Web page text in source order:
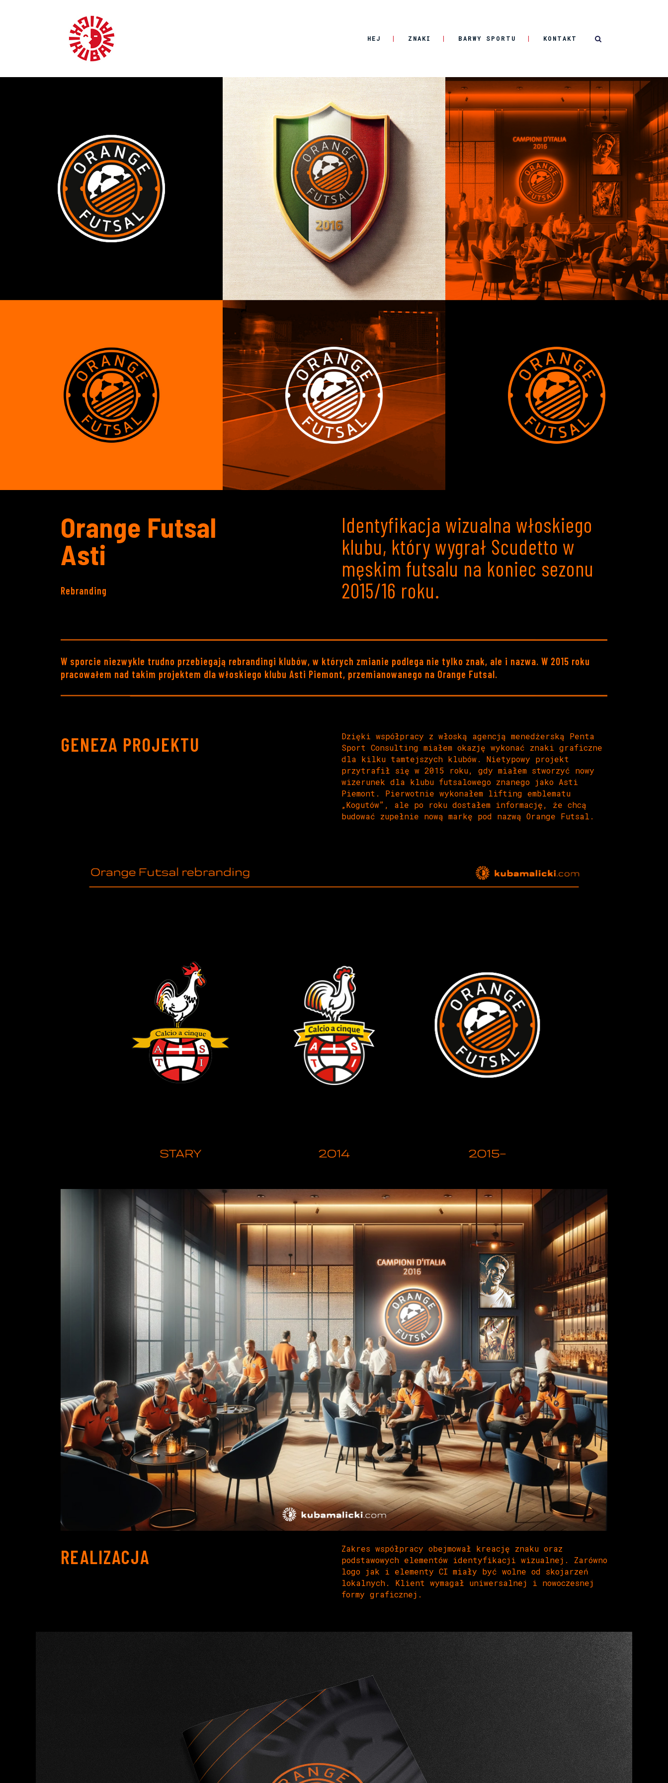
HEJ ZNAKI BARWY SPORTU KONTAKT
Orange Futsal
Asti
Rebranding
Identyfikacja wizualna włoskiego
klubu, który wygrał Scudetto w
męskim futsalu na koniec sezonu
2015/16 roku.
W sporcie niezwykle trudno przebiegają rebrandingi klubów, w których zmianie podlega nie tylko znak, ale i nazwa. W 2015 roku
pracowałem nad takim projektem dla włoskiego klubu Asti Piemont, przemianowanego na Orange Futsal.
GENEZA PROJEKTU
Dzięki współpracy z włoską agencją menedżerską Penta
Sport Consulting miałem okazję wykonać znaki graficzne
dla kilku tamtejszych klubów. Nietypowy projekt
przytrafił się w 2015 roku, gdy miałem stworzyć nowy
wizerunek dla klubu futsalowego znanego jako Asti
Piemont. Pierwotnie wykonałem lifting emblematu
„Kogutów”, ale po roku dostałem informację, że chcą
budować zupełnie nową markę pod nazwą Orange Futsal.
REALIZACJA
Zakres współpracy obejmował kreację znaku oraz
podstawowych elementów identyfikacji wizualnej. Zarówno
logo jak i elementy CI miały być wolne od skojarzeń
lokalnych. Klient wymagał uniwersalnej i nowoczesnej
formy graficznej.